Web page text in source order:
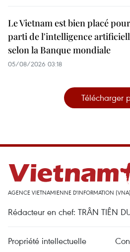
Le Vietnam est bien placé
parti de l'intelligence
selon la Banque mondiale
05/08/2026 03:18
Télécharger
AGENCE VIETNAMIENNE D'INFORMATION (VNA)
Rédacteur en chef: TRÂN TIÊN
Propriété intellectuelle